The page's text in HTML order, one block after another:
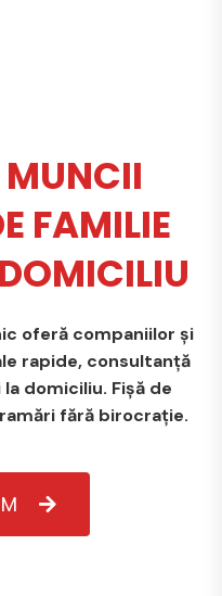
FAMILIE
oferă companiilor și
rapide, consultanță
domiciliu. Fișă de
fără birocrație.